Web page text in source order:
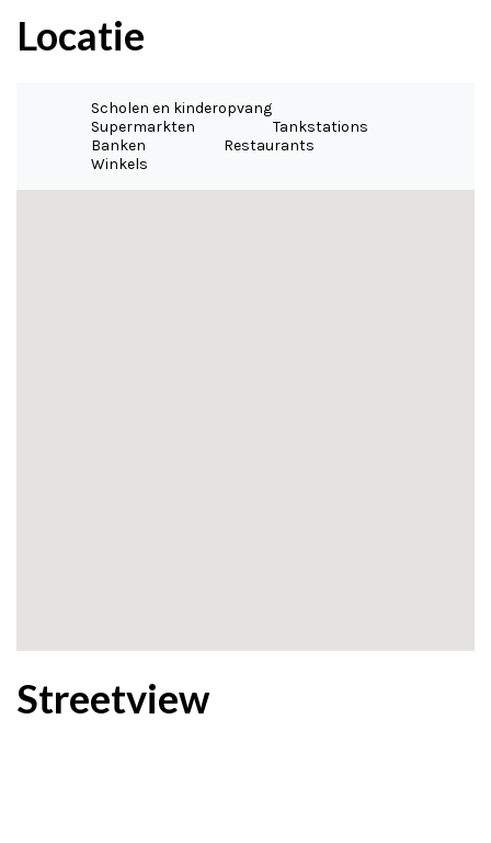
Locatie
Scholen en kinderopvang
Supermarkten
Tankstations
Banken
Restaurants
Winkels
Streetview